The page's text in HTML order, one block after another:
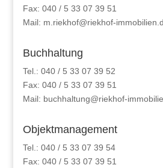
Fax: 040 / 5 33 07 39 51
Mail: m.riekhof@riekhof-
Buchhaltung
Tel.: 040 / 5 33 07 39 52
Fax: 040 / 5 33 07 39 51
Mail: buchhaltung@riekhof-
Objektmanagement
Tel.: 040 / 5 33 07 39 54
Fax: 040 / 5 33 07 39 51